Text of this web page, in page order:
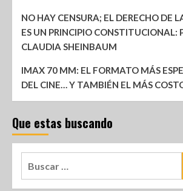
NO HAY CENSURA; EL DERECHO DE
ES UN PRINCIPIO CONSTITUCIONAL:
CLAUDIA SHEINBAUM
IMAX 70 MM: EL FORMATO MÁS
DEL CINE… Y TAMBIÉN EL MÁS
Que estas buscando